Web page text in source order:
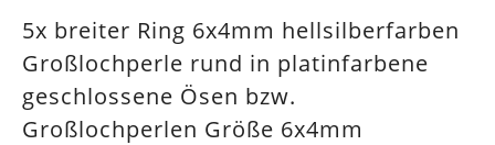
5x breiter Ring 6x4mm hellsilberfarben
Großlochperle rund in platinfarbene
geschlossene Ösen bzw.
Großlochperlen Größe 6x4mm